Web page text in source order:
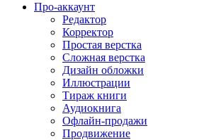
Про-аккаунт
Редактор
Корректор
Простая верстка
Сложная верстка
Дизайн обложки
Иллюстрации
Тираж книги
Аудиокнига
Офлайн-продажи
Продвижение